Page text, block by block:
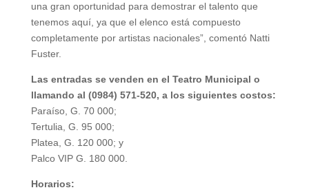
una gran oportunidad para demostrar el talento que
tenemos aquí, ya que el elenco está compuesto
completamente por artistas nacionales”, comentó Natti
Fuster.
Las entradas se venden en el Teatro Municipal o
llamando al (0984) 571-520, a los siguientes costos:
Paraíso, G. 70 000;
Tertulia, G. 95 000;
Platea, G. 120 000; y
Palco VIP G. 180 000.
Horarios: